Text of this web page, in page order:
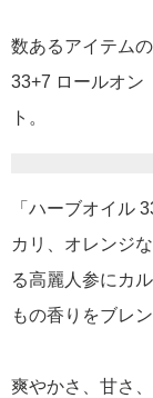
数あるアイテム
33+7 ロールオン
ト。
「ハーブオイル
カリ、オレンジ
る高麗人参にカ
もの香りをブレン
爽やかさ、甘さ